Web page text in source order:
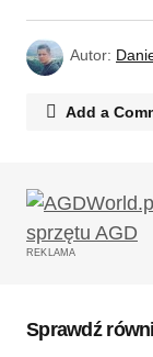
Autor:
Add a
Twój adres
Wymagane
REKLAMA
Sprawdź